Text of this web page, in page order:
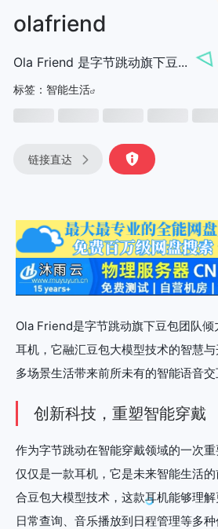
olafriend
Ola Friend 是字节跳动旗下豆...
标签： 智能生活
链接直达
Ola Friend是字节跳动旗下豆包团队
耳机，它融汇豆包大模型技术的智慧
多场景生活带来前所未有的智能语音交
创新科技，重塑智能穿戴
作为字节跳动在智能穿戴领域的一次
仅仅是一款耳机，它是未来智能生活
合豆包大模型技术，这款耳机能够理
日常查询、音乐播放到日程管理等多